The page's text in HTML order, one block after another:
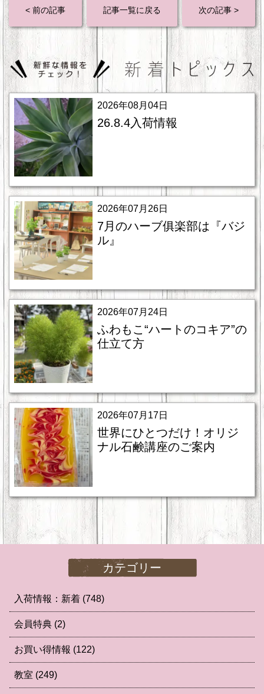
< 前の記事 記事一覧に戻る 次の記事 >
2026年08月04日
26.8.4入荷情報
2026年07月26日
7月のハーブ俱楽部は『バジ
ル』
2026年07月24日
ふわもこ“ハートのコキア”の
仕立て方
2026年07月17日
世界にひとつだけ！オリジ
ナル石鹸講座のご案内
カテゴリー
入荷情報：新着 (748)
会員特典 (2)
お買い得情報 (122)
教室 (249)